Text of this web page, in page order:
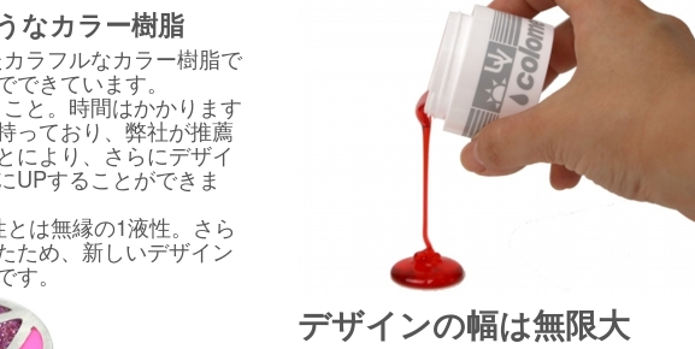
なカラー樹脂
ラフルなカラー樹脂で
きています。
と。時間はかかります
っており、弊社が推薦
により、さらにデザイ
UPすることができま
は無縁の1液性。さら
ため、新しいデザイン
。
デザインの幅は無限大